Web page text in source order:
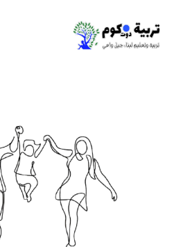
المحتوى